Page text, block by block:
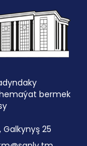
bermek
25